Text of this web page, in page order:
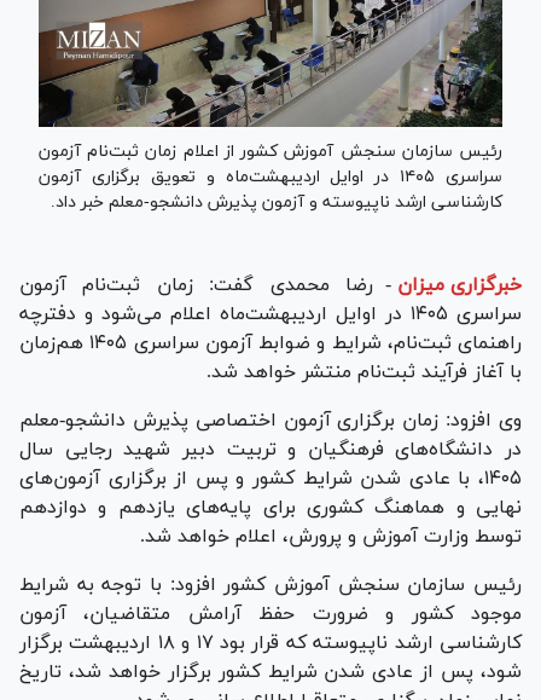
رئیس سازمان سنجش آموزش کشور از اعلام زمان ثبت‌نام آزمون
سراسری ۱۴۰۵ در اوایل اردیبهشت‌ماه و تعویق برگزاری آزمون
کارشناسی ارشد ناپیوسته و آزمون پذیرش دانشجو‌-معلم خبر داد.
خبرگزاری میزان - رضا محمدی گفت: زمان ثبت‌نام آزمون
سراسری ۱۴۰۵ در اوایل اردیبهشت‌ماه اعلام می‌شود و دفترچه
راهنمای ثبت‌نام، شرایط و ضوابط آزمون سراسری ۱۴۰۵ هم‌زمان
با آغاز فرآیند ثبت‌نام منتشر خواهد شد.
وی افزود: زمان برگزاری آزمون اختصاصی پذیرش دانشجو‌-معلم
در دانشگاه‌های فرهنگیان و تربیت دبیر شهید رجایی سال
۱۴۰۵، با عادی شدن شرایط کشور و پس از برگزاری آزمون‌های
نهایی و هماهنگ کشوری برای پایه‌های یازدهم و دوازدهم
توسط وزارت آموزش و پرورش، اعلام خواهد شد.
رئیس سازمان سنجش آموزش کشور افزود: با توجه به شرایط
موجود کشور و ضرورت حفظ آرامش متقاضیان، آزمون
کارشناسی ارشد ناپیوسته که قرار بود ۱۷ و ۱۸ اردیبهشت برگزار
شود، پس از عادی شدن شرایط کشور برگزار خواهد شد، تاریخ